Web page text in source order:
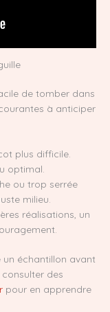
de tomber dans
à anticiper
plus difficile.
optimal.
ou trop serrée
milieu.
réalisations, un
échantillon avant
des
pour en apprendre